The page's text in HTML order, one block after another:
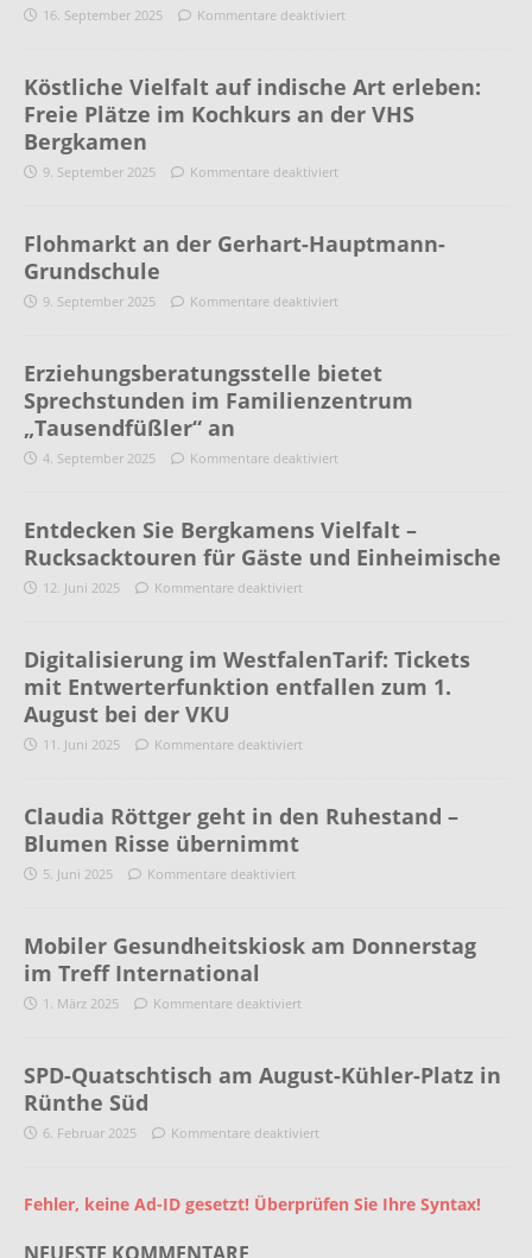
16. September 2025 Kommentare deaktiviert
Köstliche Vielfalt auf indische Art erleben:
Freie Plätze im Kochkurs an der VHS
Bergkamen
9. September 2025 Kommentare deaktiviert
Flohmarkt an der Gerhart-Hauptmann-
Grundschule
9. September 2025 Kommentare deaktiviert
Erziehungsberatungsstelle bietet
Sprechstunden im Familienzentrum
„Tausendfüßler“ an
4. September 2025 Kommentare deaktiviert
Entdecken Sie Bergkamens Vielfalt –
Rucksacktouren für Gäste und Einheimische
12. Juni 2025 Kommentare deaktiviert
Digitalisierung im WestfalenTarif: Tickets
mit Entwerterfunktion entfallen zum 1.
August bei der VKU
11. Juni 2025 Kommentare deaktiviert
Claudia Röttger geht in den Ruhestand –
Blumen Risse übernimmt
5. Juni 2025 Kommentare deaktiviert
Mobiler Gesundheitskiosk am Donnerstag
im Treff International
1. März 2025 Kommentare deaktiviert
SPD-Quatschtisch am August-Kühler-Platz in
Rünthe Süd
6. Februar 2025 Kommentare deaktiviert
Fehler, keine Ad-ID gesetzt! Überprüfen Sie Ihre Syntax!